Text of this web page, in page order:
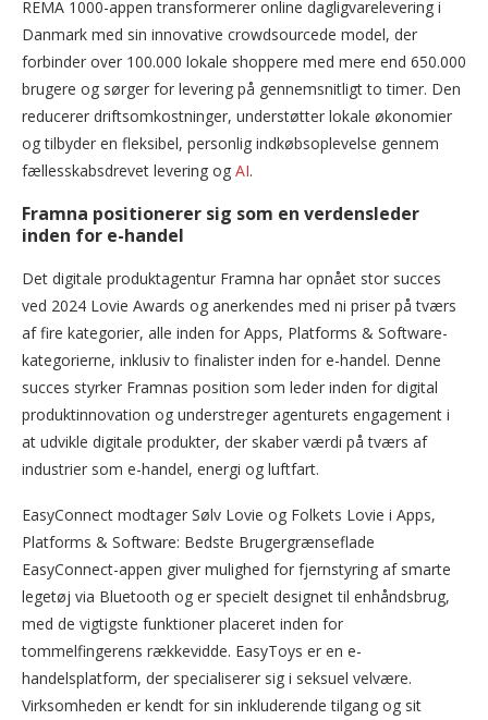
REMA 1000-appen transformerer online dagligvarelevering i
Danmark med sin innovative crowdsourcede model, der
forbinder over 100.000 lokale shoppere med mere end 650.000
brugere og sørger for levering på gennemsnitligt to timer. Den
reducerer driftsomkostninger, understøtter lokale økonomier
og tilbyder en fleksibel, personlig indkøbsoplevelse gennem
fællesskabsdrevet levering og AI.
Framna positionerer sig som en verdensleder
inden for e-handel
Det digitale produktagentur Framna har opnået stor succes
ved 2024 Lovie Awards og anerkendes med ni priser på tværs
af fire kategorier, alle inden for Apps, Platforms & Software-
kategorierne, inklusiv to finalister inden for e-handel. Denne
succes styrker Framnas position som leder inden for digital
produktinnovation og understreger agenturets engagement i
at udvikle digitale produkter, der skaber værdi på tværs af
industrier som e-handel, energi og luftfart.
EasyConnect modtager Sølv Lovie og Folkets Lovie i Apps,
Platforms & Software: Bedste Brugergrænseflade
EasyConnect-appen giver mulighed for fjernstyring af smarte
legetøj via Bluetooth og er specielt designet til enhåndsbrug,
med de vigtigste funktioner placeret inden for
tommelfingerens rækkevidde. EasyToys er en e-
handelsplatform, der specialiserer sig i seksuel velvære.
Virksomheden er kendt for sin inkluderende tilgang og sit